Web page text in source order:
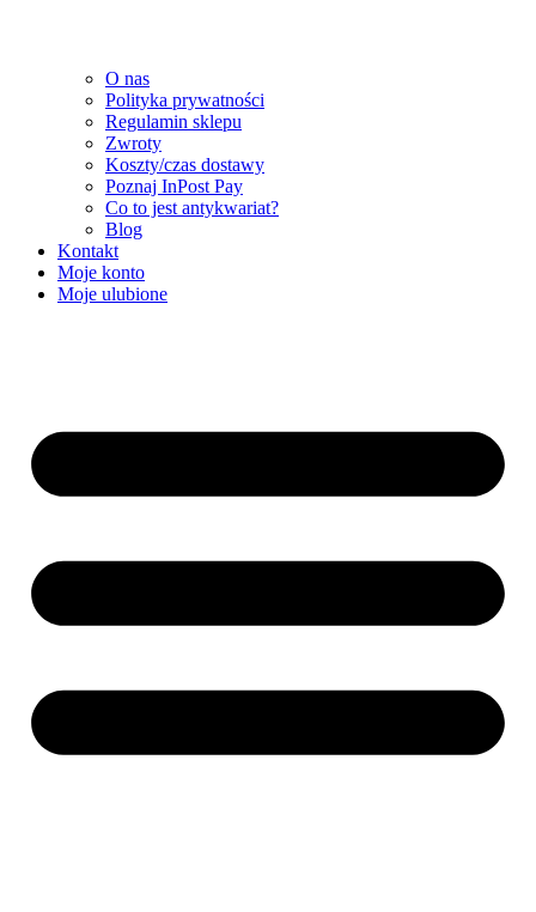
O nas
Polityka prywatności
Regulamin sklepu
Zwroty
Koszty/czas dostawy
Poznaj InPost Pay
Co to jest antykwariat?
Blog
Kontakt
Moje konto
Moje ulubione